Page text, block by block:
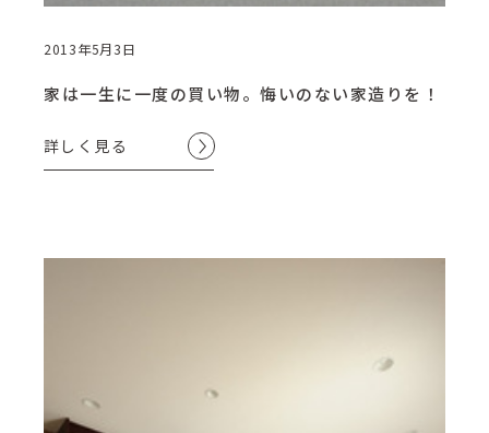
2013年5月3日
家は一生に一度の買い物。悔いのない家造りを！
詳しく見る